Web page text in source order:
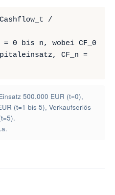
/
bis n, wobei CF_0
CF_n =
500.000 EUR (t=0),
(t=1 bis 5), Verkaufserlös